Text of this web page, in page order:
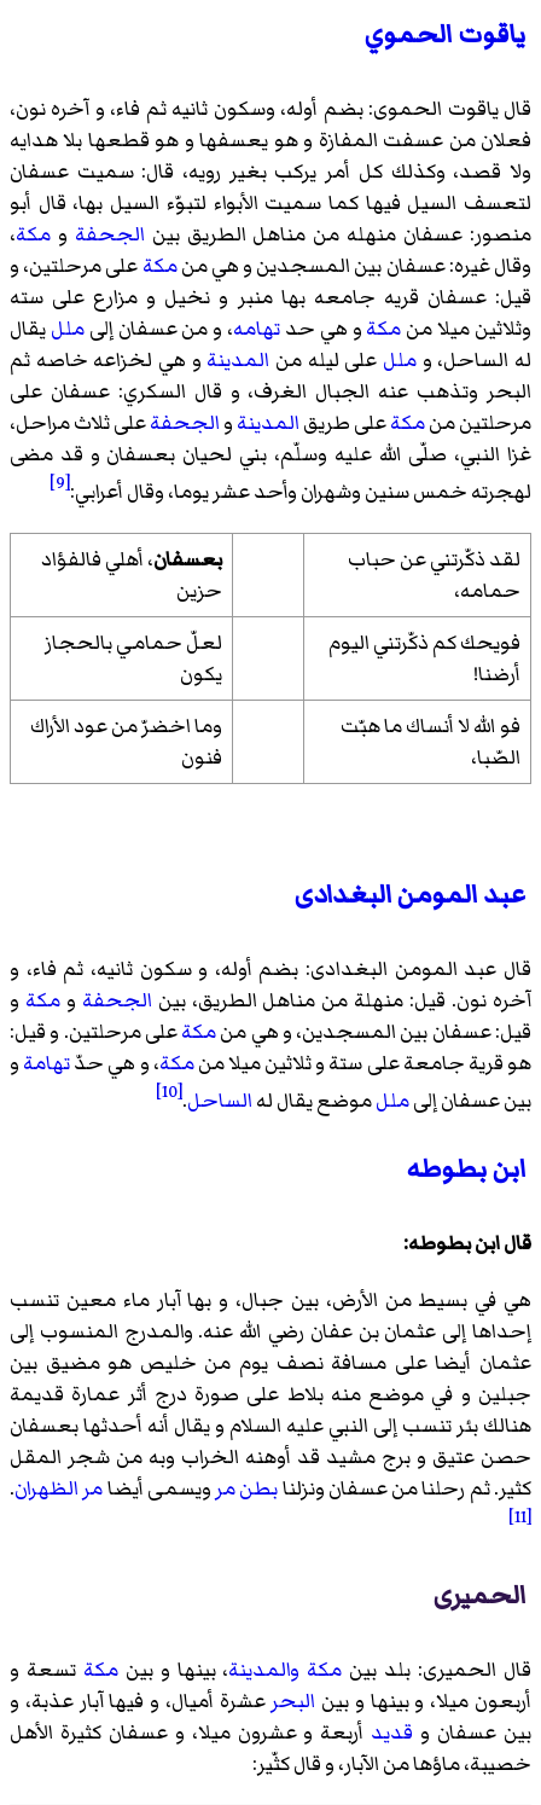
ياقوت الحموي
قال یاقوت الحموی: بضم أوله، وسكون ثانيه ثم فاء، و آخره نون،
فعلان من عسفت المفازة و هو يعسفها و هو قطعها بلا هدايه
ولا قصد، وكذلك كل أمر يركب بغير رويه، قال: سميت عسفان
لتعسف السيل فيها كما سميت الأبواء لتبوّء السيل بها، قال أبو
منصور: عسفان منهله من مناهل الطريق بين الجحفة و مكة،
وقال غيره: عسفان بين المسجدين و هي منمكةعلى مرحلتين، و
قيل: عسفان قريه جامعه بها منبر و نخيل و مزارع على سته
وثلاثين ميلا منمكةو هي حدتهامه، و من عسفان إلىملليقال
له الساحل، و ملل على ليله من المدينة و هي لخزاعه خاصه ثم
البحر وتذهب عنه الجبال الغرف، و قال السكري: عسفان على
مرحلتين منمكةعلى طريقالمدينةوالجحفةعلى ثلاث مراحل،
غزا النبي، صلّى الله عليه وسلّم، بني لحيان بعسفان و قد مضى
لهجرته خمس سنين وشهران وأحد عشر يوما، وقال أعرابي:[9]
لقد ذكّرتني عن حباب
حمامه،
بعسفان، أهلي فالفؤاد
حزين
فويحك كم ذكّرتني اليوم
أرضنا!
لعلّ حمامي بالحجاز
يكون
فو الله لا أنساك ما هبّت
الصّبا،
وما اخضرّ من عود الأراك
فنون
عبد المومن البغدادی
قال عبد المومن البغدادی: بضم أوله، و سكون ثانيه، ثم فاء، و
آخره نون. قيل: منهلة من مناهل الطريق، بين الجحفة ومكة و
قيل: عسفان بين المسجدين، و هي منمكةعلى مرحلتين. و قيل:
هو قرية جامعة على ستة و ثلاثين ميلا منمكة، و هي حدّتهامةو
بين عسفان إلىمللموضع يقال لهالساحل.
[10]
ابن بطوطه
قال ابن بطوطه:
هي في بسيط من الأرض، بين جبال، و بها آبار ماء معين تنسب
إحداها إلى عثمان بن عفان رضي الله عنه. والمدرج المنسوب إلى
عثمان أيضا على مسافة نصف يوم من خليص هو مضيق بين
جبلين و في موضع منه بلاط على صورة درج أثر عمارة قديمة
هنالك بئر تنسب إلى النبي عليه السلام و يقال أنه أحدثها بعسفان
حصن عتيق و برج مشيد قد أوهنه الخراب وبه من شجر المقل
كثير. ثم رحلنا من عسفان ونزلنابطن مرويسمى أيضامر الظهران.
[11]
الحمیری
قال الحمیری: بلد بين مكة والمدينة، بينها و بينمكة تسعة و
أربعون ميلا، و بينها و بين البحر عشرة أميال، و فيها آبار عذبة، و
بين عسفان و قديد أربعة و عشرون ميلا، و عسفان كثيرة الأهل
خصيبة، ماؤها من الآبار، و قال كثّير: